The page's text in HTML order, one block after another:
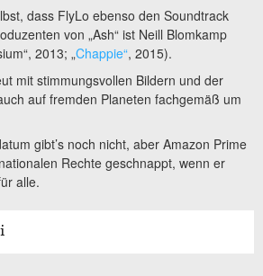
dass FlyLo ebenso den Soundtrack
von „Ash“ ist Neill Blomkamp
2013; „Chappie“, 2015).
mit stimmungsvollen Bildern und der
auf fremden Planeten fachgemäß um
gibt’s noch nicht, aber Amazon Prime
Rechte geschnappt, wenn er
alle.